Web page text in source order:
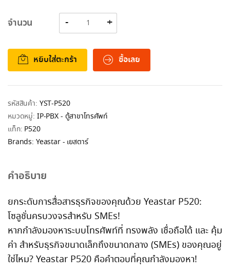
จำนวน
หยิบใส่ตะกร้า ซื้อเลย
รหัสสินค้า: YST-P520
หมวดหมู่: IP-PBX - ตู้สาขาโทรศัพท์
แท็ก: P520
Brands: Yeastar - เยสตาร์
คำอธิบาย
ยกระดับการสื่อสารธุรกิจของคุณด้วย Yeastar P520:
โซลูชั่นครบวงจรสำหรับ SMEs!
หากกำลังมองหาระบบโทรศัพท์ที่ ทรงพลัง เชื่อถือได้ และ คุ้ม
ค่า สำหรับธุรกิจขนาดเล็กถึงขนาดกลาง (SMEs) ของคุณอยู่
ใช่ไหม? Yeastar P520 คือคำตอบที่คุณกำลังมองหา!